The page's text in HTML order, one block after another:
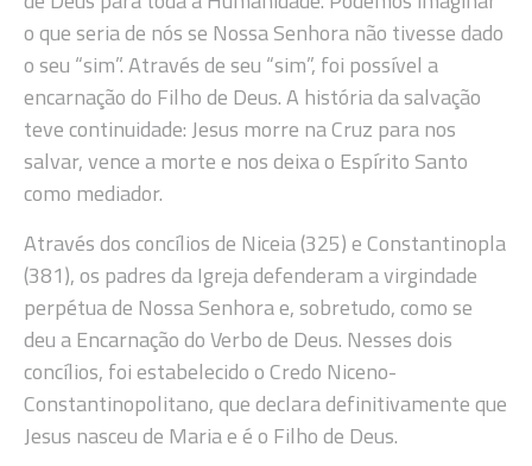
o que seria de nós se Nossa Senhora não tivesse dado
o seu “sim”. Através de seu “sim”, foi possível a
encarnação do Filho de Deus. A história da salvação
teve continuidade: Jesus morre na Cruz para nos
salvar, vence a morte e nos deixa o Espírito Santo
como mediador.
Através dos concílios de Niceia (325) e Constantinopla
(381), os padres da Igreja defenderam a virgindade
perpétua de Nossa Senhora e, sobretudo, como se
deu a Encarnação do Verbo de Deus. Nesses dois
concílios, foi estabelecido o Credo Niceno-
Constantinopolitano, que declara definitivamente que
Jesus nasceu de Maria e é o Filho de Deus.